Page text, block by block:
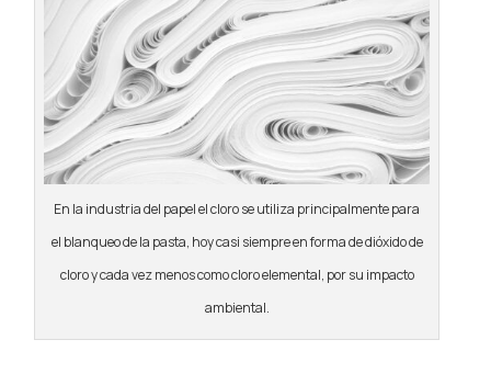
En la industria del papel el cloro se utiliza principalmente para
el blanqueo de la pasta, hoy casi siempre en forma de dióxido de
cloro y cada vez menos como cloro elemental, por su impacto
ambiental.